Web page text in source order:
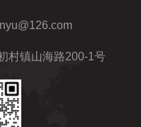
村镇山海路200-1号